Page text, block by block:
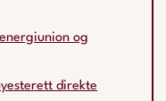
og
direkte